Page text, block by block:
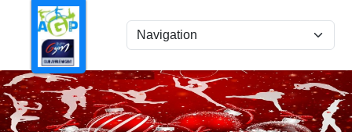
Panneau de gestion des cookies